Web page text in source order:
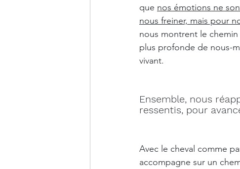
que nos émotions ne
nous freiner, mais pour
nous montrent le
plus profonde de nous-
vivant.
Ensemble, nous
ressentis, pour
Avec le cheval comme
accompagne sur un